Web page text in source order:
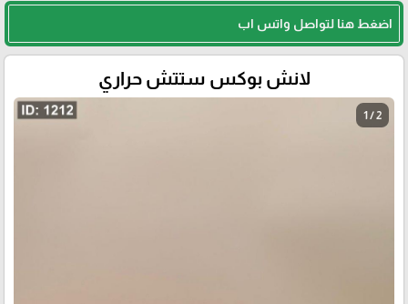
اضغط هنا لتواصل واتس اب
لانش بوكس ستتش حراري
1 / 2